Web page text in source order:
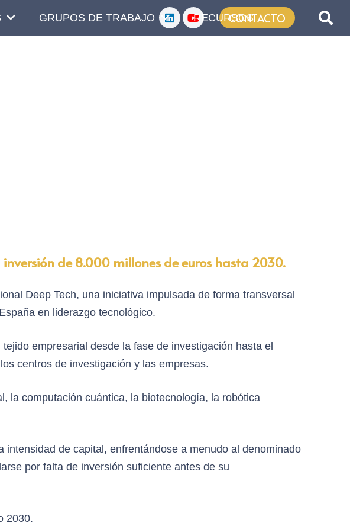
GRUPOS DE TRABAJO RECURSOSCONTACTO
de 8.000 millones de euros hasta 2030.
Deep Tech, una iniciativa impulsada de forma transversal
en liderazgo tecnológico.
empresarial desde la fase de investigación hasta el
centros de investigación y las empresas.
la computación cuántica, la biotecnología, la robótica
de capital, enfrentándose a menudo al denominado
por falta de inversión suficiente antes de su
2030.